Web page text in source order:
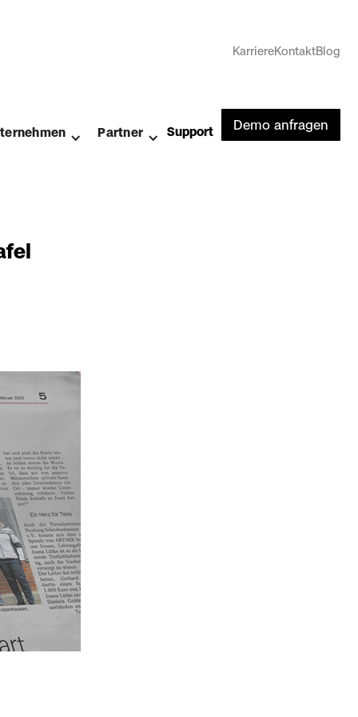
KarriereKontaktBlog
Partner Support Demo anfragen